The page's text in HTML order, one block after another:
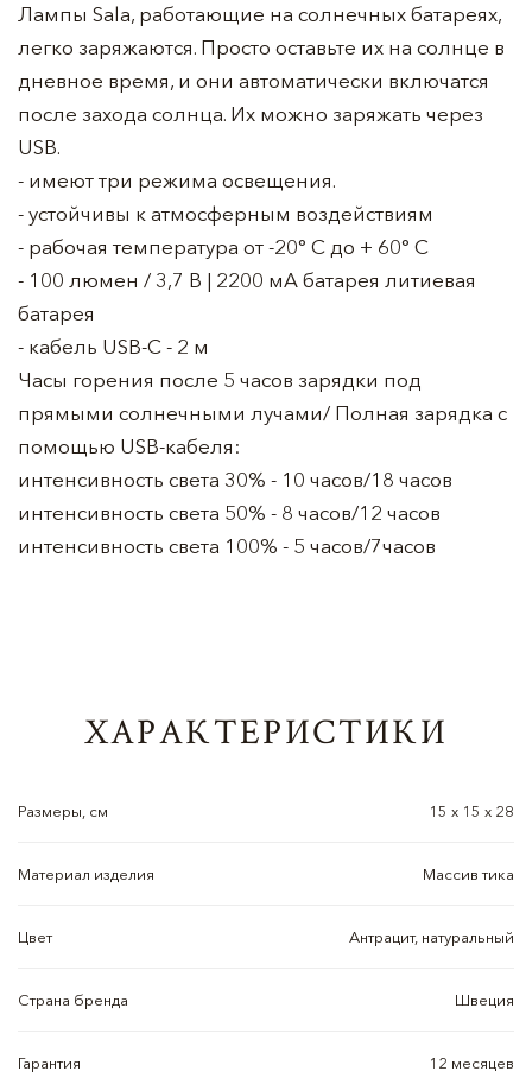
Лампы Sala, работающие на солнечных батареях,
легко заряжаются. Просто оставьте их на солнце в
дневное время, и они автоматически включатся
после захода солнца. Их можно заряжать через
USB.
- имеют три режима освещения.
- устойчивы к атмосферным воздействиям
- рабочая температура от -20° C до + 60° C
- 100 люмен / 3,7 В | 2200 мА батарея литиевая
батарея
- кабель USB-C - 2 м
Часы горения после 5 часов зарядки под
прямыми солнечными лучами/ Полная зарядка с
помощью USB-кабеля:
интенсивность света 30% - 10 часов/18 часов
интенсивность света 50% - 8 часов/12 часов
интенсивность света 100% - 5 часов/7часов
ХАРАКТЕРИСТИКИ
Размеры, см 15 х 15 х 28
Материал изделия Массив тика
Цвет Антрацит, натуральный
Страна бренда Швеция
Гарантия 12 месяцев